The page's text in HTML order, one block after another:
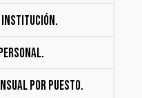
POR PUESTO.